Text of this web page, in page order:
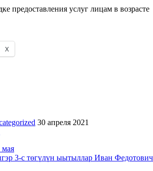
предоставления услуг лицам в
X
30 апреля 2021
3-с төгүлүн ыытыллар Иван